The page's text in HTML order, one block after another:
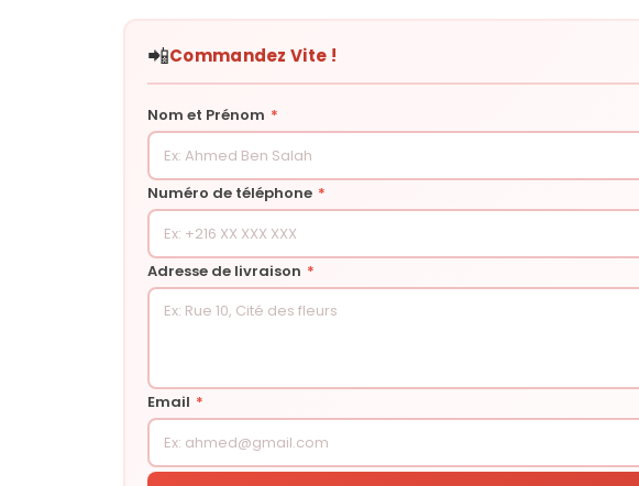
📲Commandez Vite !
Nom et Prénom *
Numéro de téléphone *
Adresse de livraison *
Email *